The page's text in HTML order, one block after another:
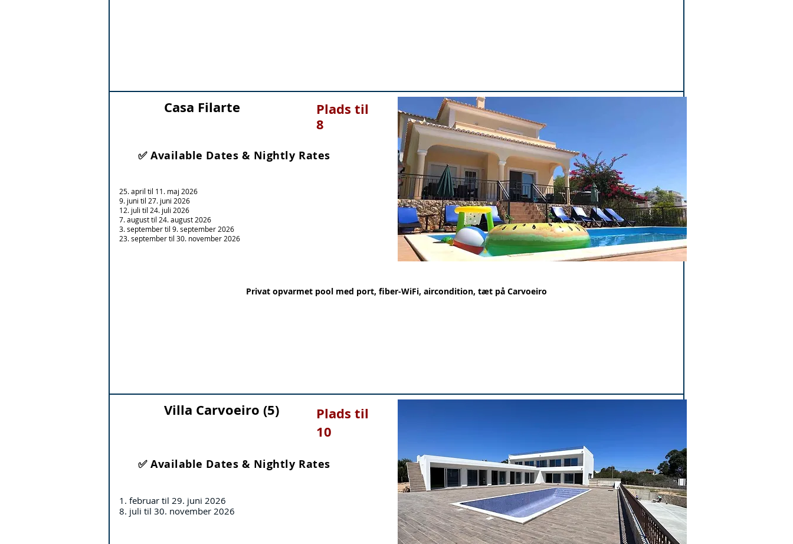
Casa Filarte
Plads til
8
✅ Available Dates & Nightly Rates
25. april til 11. maj 2026
9. juni til 27. juni 2026
12. juli til 24. juli 2026
7. august til 24. august 2026
3. september til 9. september 2026
23. september til 30. november 2026
Privat opvarmet pool med port, fiber-WiFi, aircondition, tæt på Carvoeiro
Villa Carvoeiro (5)
Plads til
10
✅ Available Dates & Nightly Rates
1. februar til 29. juni 2026
8. juli til 30. november 2026